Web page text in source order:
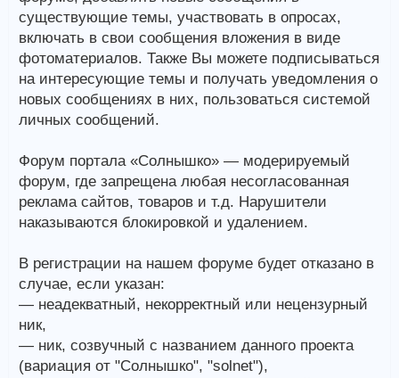
существующие темы, участвовать в опросах,
включать в свои сообщения вложения в виде
фотоматериалов. Также Вы можете подписываться
на интересующие темы и получать уведомления о
новых сообщениях в них, пользоваться системой
личных сообщений.
Форум портала «Солнышко» — модерируемый
форум, где запрещена любая несогласованная
реклама сайтов, товаров и т.д. Нарушители
наказываются блокировкой и удалением.
В регистрации на нашем форуме будет отказано в
случае, если указан:
— неадекватный, некорректный или нецензурный
ник,
— ник, созвучный с названием данного проекта
(вариация от "Солнышко", "solnet"),